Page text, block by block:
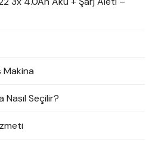
Makina
Seçilir?